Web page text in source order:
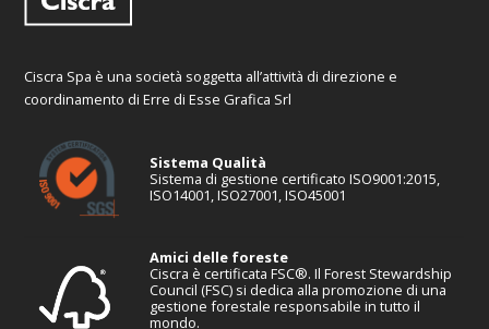
Ciscra Spa è una società soggetta all’attività di direzione e
coordinamento di Erre di Esse Grafica Srl
Sistema Qualità
Sistema di gestione certificato ISO9001:2015,
ISO14001, ISO27001, ISO45001
Amici delle foreste
Ciscra è certificata FSC®. Il Forest Stewardship
Council (FSC) si dedica alla promozione di una
gestione forestale responsabile in tutto il
mondo.